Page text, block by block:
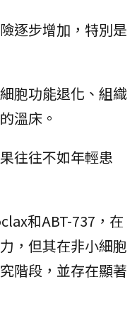
逐步增加，特別是
胞功能退化、組織
溫床。
往往不如年輕患
和ABT-737，在
，但其在非小細胞
階段，並存在顯著